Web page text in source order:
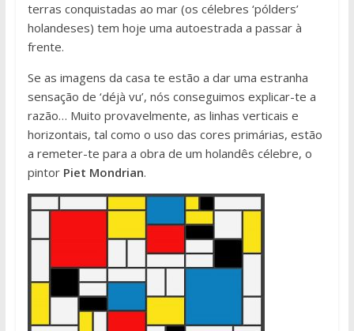
terras conquistadas ao mar (os célebres ‘pólders’
holandeses) tem hoje uma autoestrada a passar à
frente.
Se as imagens da casa te estão a dar uma estranha
sensação de ‘déjà vu’, nós conseguimos explicar-te a
razão… Muito provavelmente, as linhas verticais e
horizontais, tal como o uso das cores primárias, estão
a remeter-te para a obra de um holandês célebre, o
pintor Piet Mondrian.